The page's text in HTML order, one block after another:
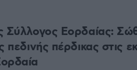
Σύλλογος Εορδαίας:
πεδινής πέρδικας στις